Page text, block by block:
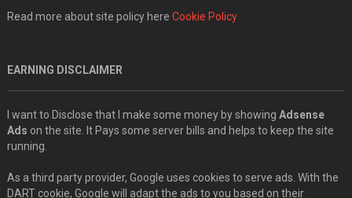
Read more about site policy here Cookie Policy
EARNING DISCLAIMER
I want to Disclose that I make some money by showing Adsense
Ads on the site. It Pays some server bills and helps to keep the site
running.
As a third party provider, Google uses cookies to serve ads. With the
DART cookie, Google will adapt the ads to you based on their